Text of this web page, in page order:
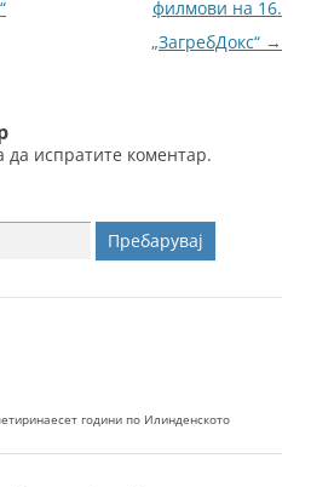
филмови на 16.
„ЗагребДокс“ →
да испратите коментар.